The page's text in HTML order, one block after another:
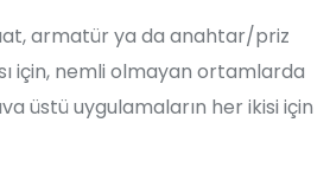
armatür ya da anahtar/priz
için, nemli olmayan ortamlarda
üstü uygulamaların her ikisi için